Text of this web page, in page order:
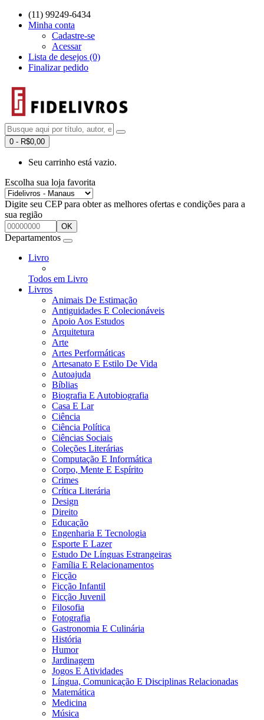
(11) 99249-6434
Minha conta
Cadastre-se
Acessar
Lista de desejos (0)
Finalizar pedido
0 - R$0,00
Seu carrinho está vazio.
Escolha sua loja favorita
Digite seu CEP para obter as melhores ofertas e condições para a
sua região
OK
Departamentos
Livro
Todos em Livro
Livros
Animais De Estimação
Antiguidades E Colecionáveis
Apoio Aos Estudos
Arquitetura
Arte
Artes Performáticas
Artesanato E Estilo De Vida
Autoajuda
Bíblias
Biografia E Autobiografia
Casa E Lar
Ciência
Ciência Política
Ciências Sociais
Coleções Literárias
Computação E Informática
Corpo, Mente E Espírito
Crimes
Crítica Literária
Design
Direito
Educação
Engenharia E Tecnologia
Esporte E Lazer
Estudo De Línguas Estrangeiras
Família E Relacionamentos
Ficção
Ficção Infantil
Ficção Juvenil
Filosofia
Fotografia
Gastronomia E Culinária
História
Humor
Jardinagem
Jogos E Atividades
Língua, Comunicação E Disciplinas Relacionadas
Matemática
Medicina
Música